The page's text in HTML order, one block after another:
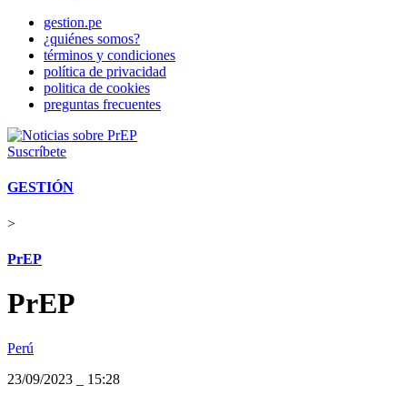
gestion.pe
¿quiénes somos?
términos y condiciones
política de privacidad
politica de cookies
preguntas frecuentes
Suscríbete
GESTIÓN
>
PrEP
PrEP
Perú
23/09/2023
15:28